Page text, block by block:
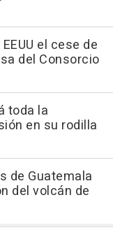
el cese de
del Consorcio
toda la
en su rodilla
de Guatemala
del volcán de